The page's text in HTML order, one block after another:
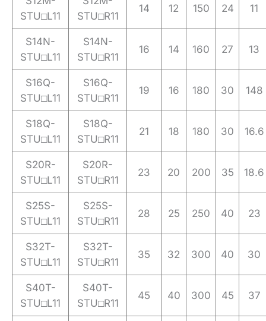
STU□L11
STU□R11
14 12 150 24 11
S14N-
STU□L11
S14N-
STU□R11
16 14 160 27 13
S16Q-
STU□L11
S16Q-
STU□R11
19 16 180 30 148
S18Q-
STU□L11
S18Q-
STU□R11
21 18 180 30 16.6
S20R-
STU□L11
S20R-
STU□R11
23 20 200 35 18.6
S25S-
STU□L11
S25S-
STU□R11
28 25 250 40 23
S32T-
STU□L11
S32T-
STU□R11
35 32 300 40 30
S40T-
STU□L11
S40T-
STU□R11
45 40 300 45 37